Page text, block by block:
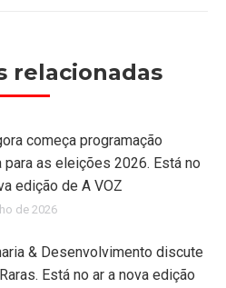
relacionadas
começa programação
para as eleições 2026. Está no
edição de A VOZ
de 2026
& Desenvolvimento discute
Está no ar a nova edição